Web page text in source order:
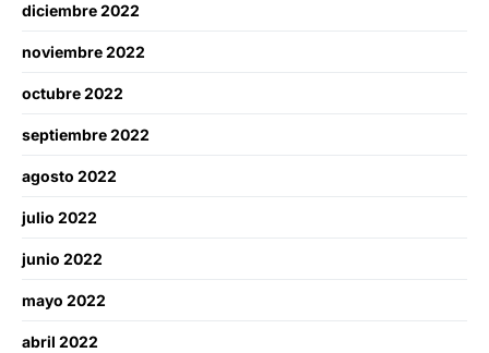
diciembre 2022
noviembre 2022
octubre 2022
septiembre 2022
agosto 2022
julio 2022
junio 2022
mayo 2022
abril 2022